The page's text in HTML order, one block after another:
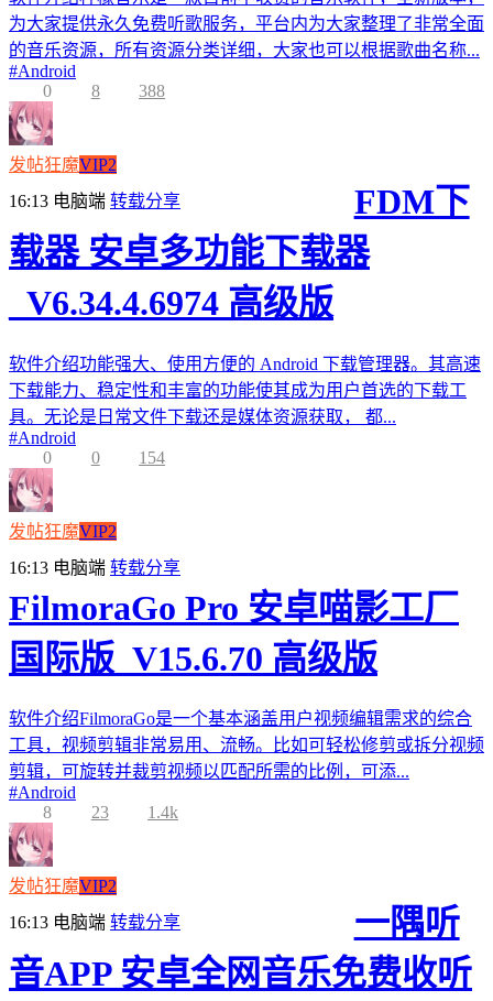
为大家提供永久免费听歌服务，平台内为大家整理了非常全面
的音乐资源，所有资源分类详细，大家也可以根据歌曲名称...
#Android
0
8 388
发帖狂魔VIP2
16:13 电脑端 转载分享
FDM下
载器 安卓多功能下载器
_V6.34.4.6974 高级版
软件介绍功能强大、使用方便的 Android 下载管理器。其高速
下载能力、稳定性和丰富的功能使其成为用户首选的下载工
具。无论是日常文件下载还是媒体资源获取， 都...
#Android
0
0 154
发帖狂魔VIP2
16:13 电脑端 转载分享
FilmoraGo Pro 安卓喵影工厂
国际版_V15.6.70 高级版
软件介绍FilmoraGo是一个基本涵盖用户视频编辑需求的综合
工具，视频剪辑非常易用、流畅。比如可轻松修剪或拆分视频
剪辑，可旋转并裁剪视频以匹配所需的比例，可添...
#Android
8
23 1.4k
发帖狂魔VIP2
16:13 电脑端 转载分享
一隅听
音APP 安卓全网音乐免费收听